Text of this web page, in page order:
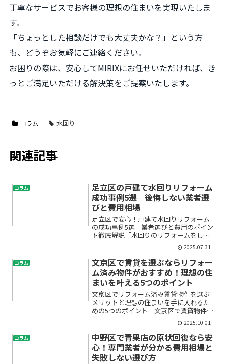
丁寧なサービスでお客様の理想の住まいを実現いたしま
す。
「ちょっとした相談だけでも大丈夫かな？」という方
も、どうぞお気軽にご連絡ください。
お困りの際は、安心してMIRIXにお任せいただければ、き
っとご満足いただける解決策をご提案いたします。
コラム 水回り
関連記事
コラム
足立区の戸建て水回りリフォーム
成功事例5選｜後悔しない業者選
びと費用相場
足立区で安心！戸建て水回りリフォーム
の成功事例5選｜業者選びと費用のポイン
ト徹底解説「水回りのリフォームをした
いけど、本当にうまくいくか不安…」
「業者選びで失敗したらどうしよう」
「費用はどれくらいかかる？」そんなふ
うに悩まれている方は、とて...
2025.07.31
コラム
文京区で賃貸を選ぶならリフォー
ム済み物件がおすすめ！理想の住
まいを叶える5つのポイント
文京区でリフォーム済み賃貸物件を選ぶ
メリットと理想の住まいを手に入れるた
めの5つのポイント「文京区で賃貸物件を
探しているけれど、築年数が古いと住み
にくいのでは…」「リフォーム済みって
本当に良いの？」そんな疑問や不安を抱
えていませんか？近年、...
2025.10.01
コラム
中野区で青果店の原状回復なら安
心！専門業者が分かる費用相場と
失敗しない選び方